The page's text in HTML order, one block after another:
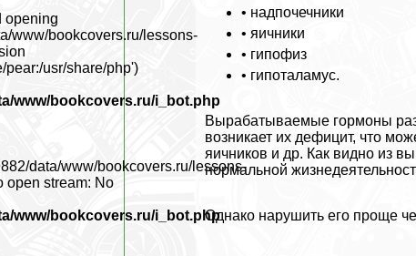
• надпочечники
• яичники
• гипофиз
• гипоталамус.
Выpaбатываемые гормоны
возникает их дефицит, что
яичников и др. Как видно из
нормальной
Однако нарушить его проще
opening
www/bookcovers.ru/lessons-
pear:/usr/share/php')
www/bookcovers.ru/i_bot.php
data/www/bookcovers.ru/lessons-
open stream: No
www/bookcovers.ru/i_bot.php